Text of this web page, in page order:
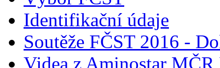
Identifikační údaje
Soutěže FČST 2016 -
Videa z Aminostar MČR